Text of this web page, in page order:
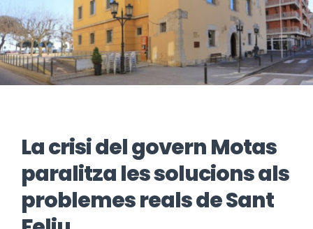
INCIDÈNCIES
CONTACTE
La crisi del govern Motas
paralitza les solucions als
problemes reals de Sant